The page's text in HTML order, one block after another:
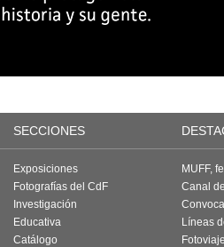
SECCIONES
Exposiciones
Fotografías del CdF
Investigación
Educativa
Catálogo
MUFF,
Canal
Líneas